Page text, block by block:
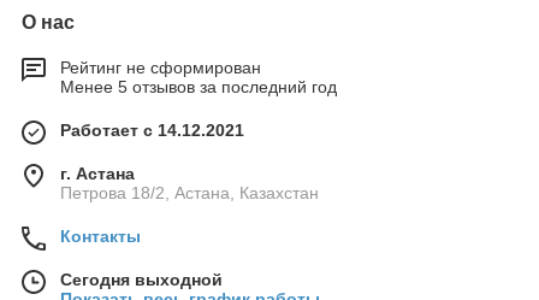
О нас
Рейтинг не сформирован
Менее 5 отзывов за последний год
Работает с 14.12.2021
г. Астана
Петрова 18/2, Астана, Казахстан
Контакты
Сегодня выходной